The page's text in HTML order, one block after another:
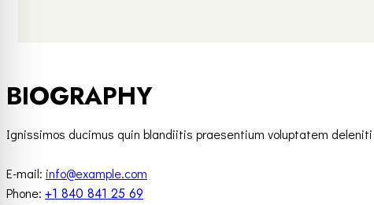
BIOGRAPHY
Ignissimos ducimus quin blandiitis praesentium voluptatem
E-mail: info@example.com
Phone: +1 840 841 25 69